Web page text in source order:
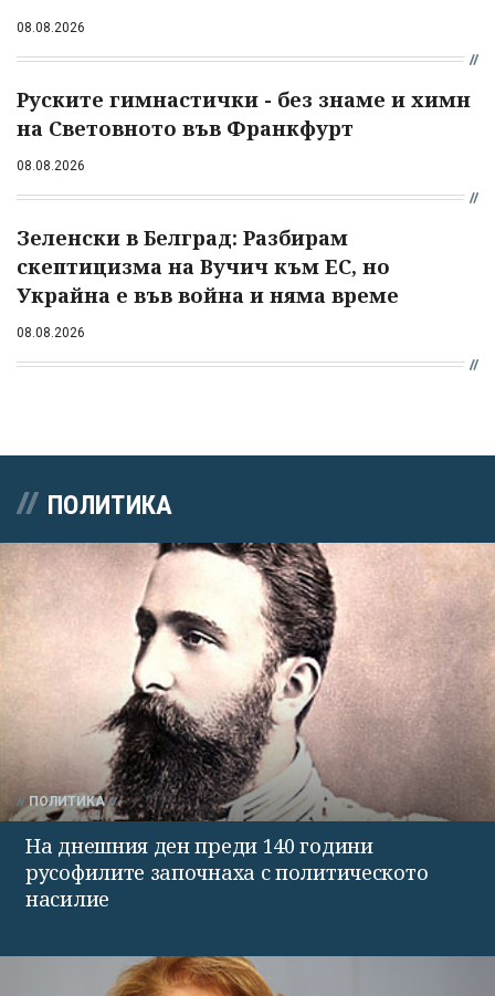
08.08.2026
Руските гимнастички - без знаме и химн
на Световното във Франкфурт
08.08.2026
Зеленски в Белград: Разбирам
скептицизма на Вучич към ЕС, но
Украйна е във война и няма време
08.08.2026
ПОЛИТИКА
ПОЛИТИКА
На днешния ден преди 140 години
русофилите започнаха с политическото
насилие